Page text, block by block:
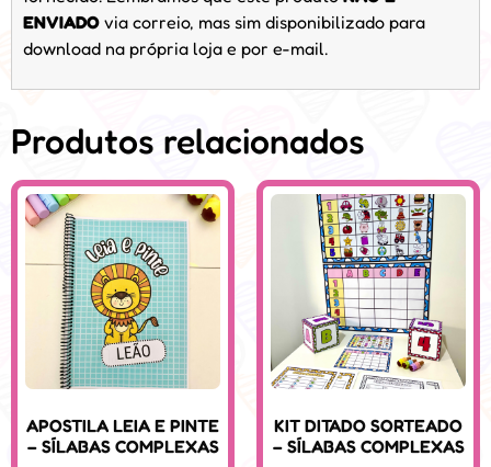
ENVIADO via correio, mas sim disponibilizado para
download na própria loja e por e-mail.
Produtos relacionados
APOSTILA LEIA E PINTE
– SÍLABAS COMPLEXAS
KIT DITADO SORTEADO
– SÍLABAS COMPLEXAS